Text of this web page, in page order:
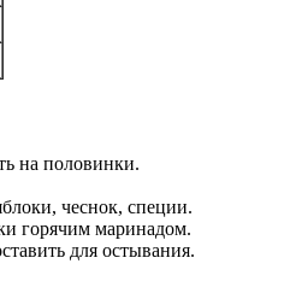
на половинки.
чеснок, специи.
горячим маринадом.
для остывания.